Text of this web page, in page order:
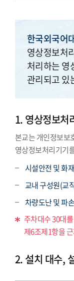
한국외국어
영상정보처
처리하는 영
관리되고 있
1. 영상정보처
본교는 개인정보보
영상정보처리기기
시설안전 및 화
교내 구성원(교
차량도난 및 파
주차대수 30대
제6조제1항을
2. 설치 대수,